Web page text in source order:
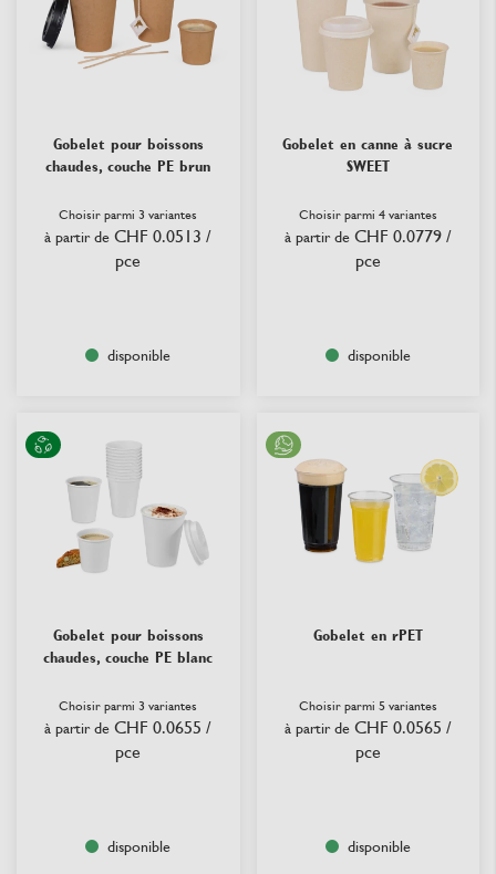
Gobelet pour boissons
chaudes, couche PE brun
Choisir parmi 3 variantes
à partir de CHF 0.0513 /
pce
disponible
Gobelet en canne à sucre
SWEET
Choisir parmi 4 variantes
à partir de CHF 0.0779 /
pce
disponible
Gobelet pour boissons
chaudes, couche PE blanc
Choisir parmi 3 variantes
à partir de CHF 0.0655 /
pce
disponible
Gobelet en rPET
Choisir parmi 5 variantes
à partir de CHF 0.0565 /
pce
disponible